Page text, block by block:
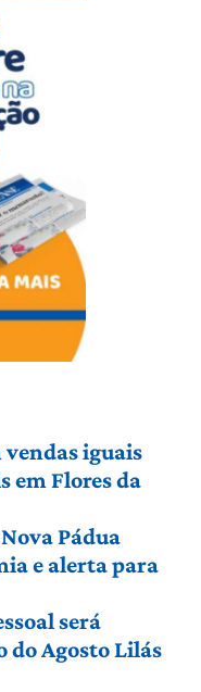
iguais
em Flores da
Pádua
e alerta para
será
do Agosto Lilás